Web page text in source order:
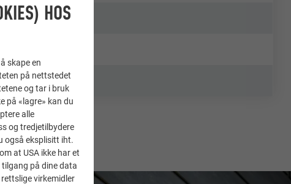
HOS
skape en
på nettstedet
og tar i bruk
på «lagre» kan du
alle
og tredjetilbydere
også eksplisitt iht.
at USA ikke har et
på dine data
virkemidler